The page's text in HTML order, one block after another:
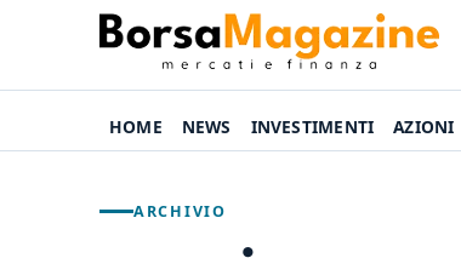
HOME NEWS INVESTIMENTI AZIONI
ARCHIVIO